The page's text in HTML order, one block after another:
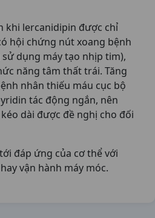
khi lercanidipin được chỉ
hội chứng nút xoang bệnh
dụng máy tạo nhịp tim),
năng tâm thất trái. Tăng
nhân thiếu máu cục bộ
tác động ngắn, nên
dài được đề nghị cho đối
đáp ứng của cơ thể với
vận hành máy móc.